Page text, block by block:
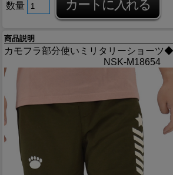
数量
商品説明
カモフラ部分使いミリタリーショーツ
NSK-M18654